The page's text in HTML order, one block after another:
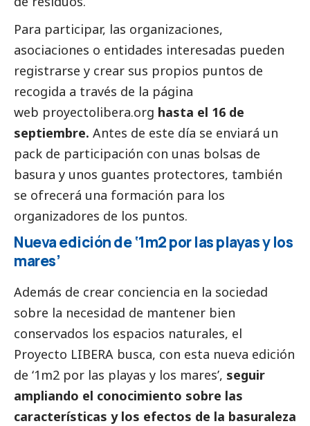
Para participar, las organizaciones,
asociaciones o entidades interesadas pueden
registrarse y crear sus propios puntos de
recogida a través de la página
web proyectolibera.org hasta el 16 de
septiembre. Antes de este día se enviará un
pack de participación con unas bolsas de
basura y unos guantes protectores, también
se ofrecerá una formación para los
organizadores de los puntos.
Nueva edición de ‘1m2 por las playas y los
mares’
Además de crear conciencia en la sociedad
sobre la necesidad de mantener bien
conservados los espacios naturales, el
Proyecto LIBERA busca, con esta nueva edición
de ‘1m2 por las playas y los mares’, seguir
ampliando el conocimiento sobre las
características y los efectos de la basuraleza